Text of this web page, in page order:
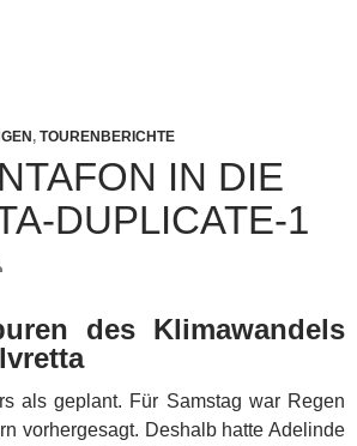
, TOURENBERICHTE
IN DIE
DUPLICATE-1
des Klimawandels
als geplant. Für Samstag war Regen
vorhergesagt. Deshalb hatte Adelinde